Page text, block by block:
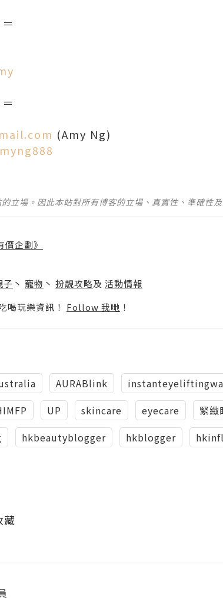
(Amy Ng)
立場。因此本站對所有博客的立場、真實性、準確性
企劃》
子 丶 寵物 丶 扮靚攻略及 活動情報
玩樂資訊！ Follow 我哋 ！
AURABlink
UP skincare eyecare 緊緻
hkbeautyblogger hkblogger
藏